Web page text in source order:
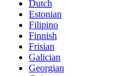
Dutch
Estonian
Filipino
Finnish
Frisian
Galician
Georgian